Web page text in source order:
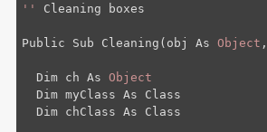
'' Cleaning boxes
Public Sub Cleaning(obj As Object
Dim ch As Object
Dim myClass As Class
Dim chClass As Class